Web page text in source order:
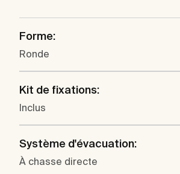
Forme:
Ronde
Kit de fixations:
Inclus
Système d'évacuation:
À chasse directe